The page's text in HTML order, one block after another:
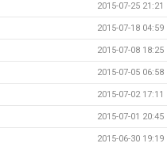
2015-07-25 21:21
2015-07-18 04:59
2015-07-08 18:25
2015-07-05 06:58
2015-07-02 17:11
2015-07-01 20:45
2015-06-30 19:19